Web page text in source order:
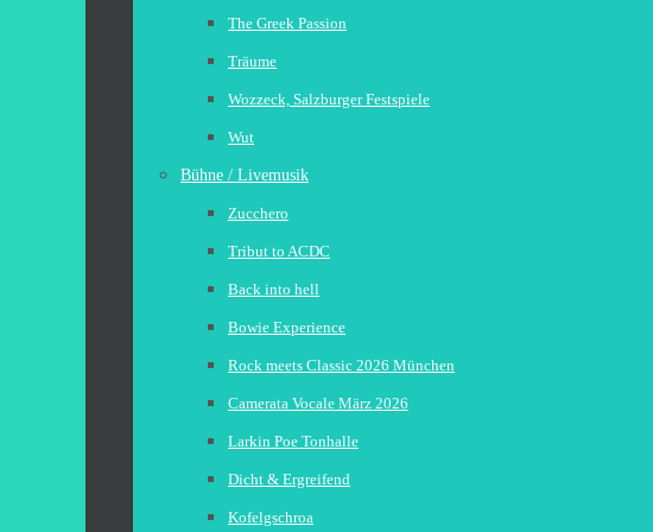
The Greek Passion
Träume
Wozzeck, Salzburger Festspiele
Wut
Bühne / Livemusik
Zucchero
Tribut to ACDC
Back into hell
Bowie Experience
Rock meets Classic 2026 München
Camerata Vocale März 2026
Larkin Poe Tonhalle
Dicht & Ergreifend
Kofelgschroa